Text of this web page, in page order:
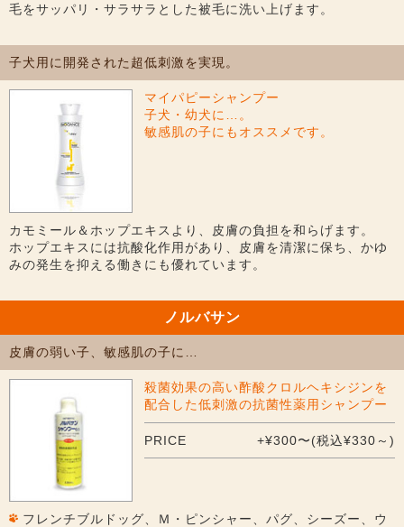
毛をサッパリ・サラサラとした被毛に洗い上げます。
子犬用に開発された超低刺激を実現。
マイパピーシャンプー
子犬・幼犬に…。
敏感肌の子にもオススメです。
カモミール＆ホップエキスより、皮膚の負担を和らげます。
ホップエキスには抗酸化作用があり、皮膚を清潔に保ち、かゆ
みの発生を抑える働きにも優れています。
ノルバサン
皮膚の弱い子、敏感肌の子に…
殺菌効果の高い酢酸クロルヘキシジンを
配合した低刺激の抗菌性薬用シャンプー
PRICE +¥300〜(税込¥330～)
フレンチブルドッグ、Ｍ・ピンシャー、パグ、シーズー、ウ